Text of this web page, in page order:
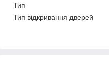
Тип
Тип відкривання дверей